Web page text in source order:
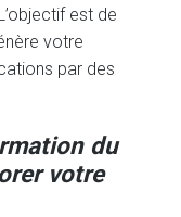
est de
votre
par des
du
votre